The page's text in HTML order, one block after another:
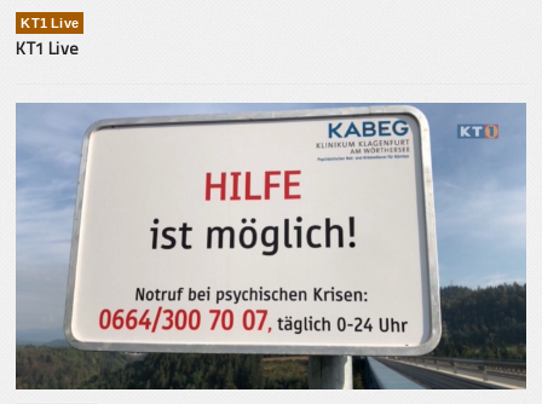
KT1 Live
KT1 Live